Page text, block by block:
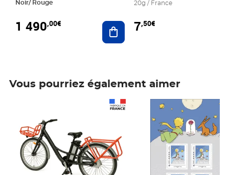
Noir/ Rouge
1 490,00€ Ajouter au panier
20g / France
7,50€
Vous pourriez également aimer
Prix 7,50€